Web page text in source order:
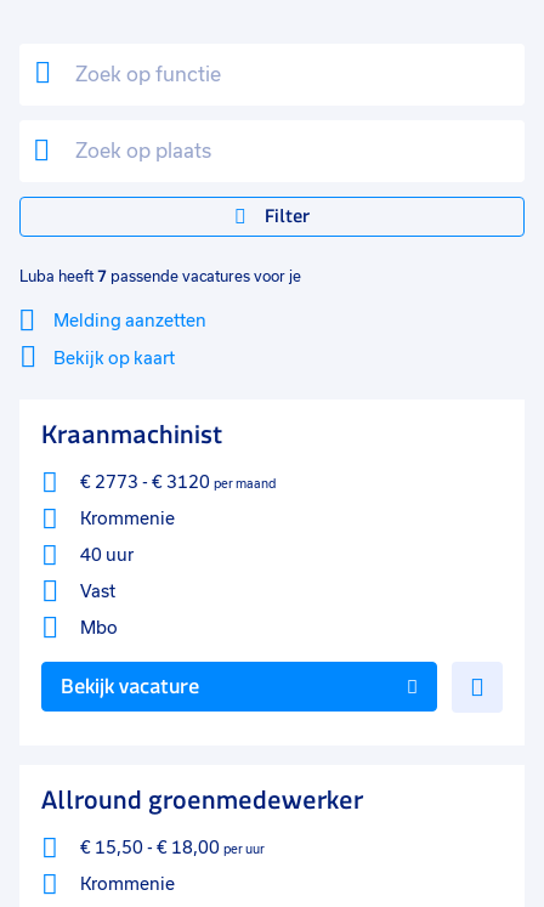
Filter
Luba heeft 7 passende vacatures voor je
Melding aanzetten
Bekijk op kaart
Sluiten
Kraanmachinist
€ 2773 - € 3120 per maand
Krommenie
40 uur
Vast
Mbo
Bekijk vacature
Allround groenmedewerker
€ 15,50- € 18,00 per uur
Krommenie